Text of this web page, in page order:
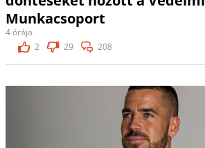
Munkacsoport
4 órája
2
29 208